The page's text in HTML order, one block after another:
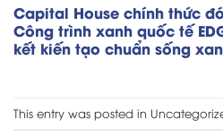
Capital House chính thức
Công trình xanh quốc tế
kết kiến tạo chuẩn sống
This entry was posted in